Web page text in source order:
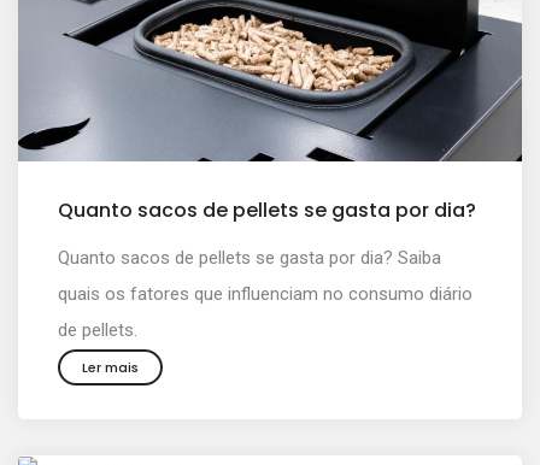
Quanto sacos de pellets se gasta por dia?
Quanto sacos de pellets se gasta por dia? Saiba
quais os fatores que influenciam no consumo diário
de pellets.
Ler mais